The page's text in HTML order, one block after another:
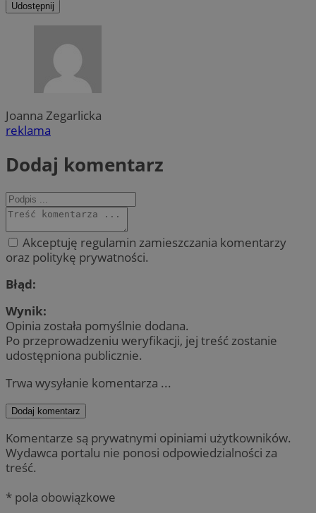
Udostępnij
Joanna Zegarlicka
reklama
Dodaj komentarz
Akceptuję regulamin zamieszczania komentarzy
oraz politykę prywatności.
Błąd:
Wynik:
Opinia została pomyślnie dodana.
Po przeprowadzeniu weryfikacji, jej treść zostanie
udostępniona publicznie.
Trwa wysyłanie komentarza ...
Dodaj komentarz
Komentarze są prywatnymi opiniami użytkowników.
Wydawca portalu nie ponosi odpowiedzialności za
treść.
* pola obowiązkowe